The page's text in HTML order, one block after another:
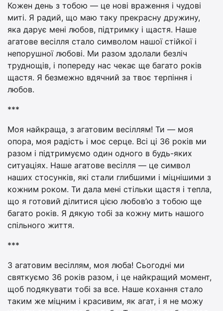
Кожен день з тобою — це нові враження і чудові
миті. Я радий, що маю таку прекрасну дружину,
яка дарує мені любов, підтримку і щастя. Наше
агатове весілля стало символом нашої стійкої і
непорушної любові. Ми разом здолали безліч
труднощів, і попереду нас чекає ще багато років
щастя. Я безмежно вдячний за твоє терпіння і
любов.
***
Моя найкраща, з агатовим весіллям! Ти — моя
опора, моя радість і моє серце. Всі ці 36 років ми
разом і підтримуємо один одного в будь-яких
ситуаціях. Наше агатове весілля — це символ
наших стосунків, які стали глибшими і міцнішими з
кожним роком. Ти дала мені стільки щастя і тепла,
що я готовий ділитися цією любов’ю з тобою ще
багато років. Я дякую тобі за кожну мить нашого
спільного життя.
***
З агатовим весіллям, моя люба! Сьогодні ми
святкуємо 36 років разом, і це найкращий момент,
щоб подякувати тобі за все. Наше кохання стало
таким же міцним і красивим, як агат, і я не можу